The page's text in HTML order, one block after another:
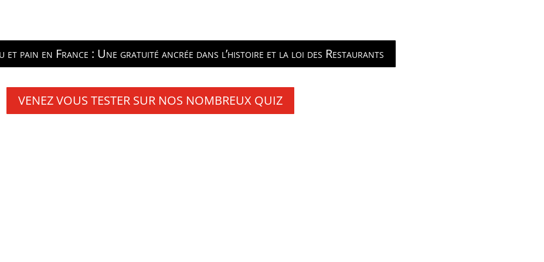
pain en France : Une gratuité ancrée dans l’histoire et la loi des Restaurants
VENEZ VOUS TESTER SUR NOS NOMBREUX QUIZ